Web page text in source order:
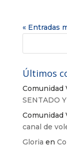
« Entradas
Últimos
Comunidad
SENTADO
Comunidad
canal de
Gloria en